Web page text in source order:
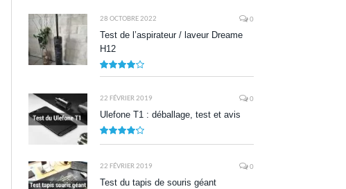
28 OCTOBRE 2022 0
Test de l’aspirateur / laveur Dreame
H12
22 FÉVRIER 2019 0
Ulefone T1 : déballage, test et avis
22 FÉVRIER 2019 0
Test du tapis de souris géant